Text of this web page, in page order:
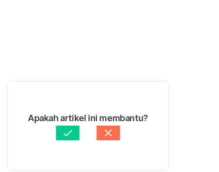
Apakah artikel ini membantu?